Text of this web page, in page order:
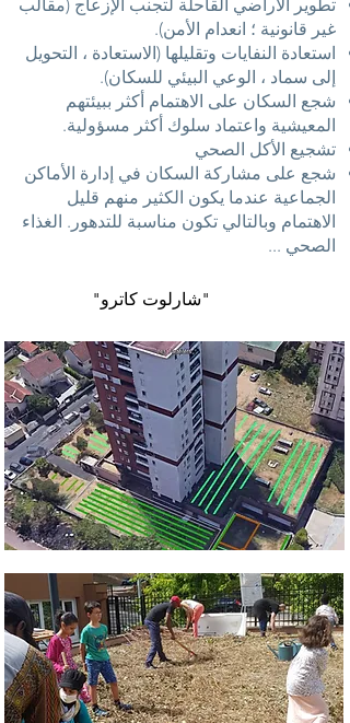
تطوير الأراضي القاحلة لتجنب الإزعاج (مقالب
غير قانونية ؛ انعدام الأمن).
استعادة النفايات وتقليلها (الاستعادة ، التحويل
إلى سماد ، الوعي البيئي للسكان).
شجع السكان على الاهتمام أكثر ببيئتهم
المعيشية واعتماد سلوك أكثر مسؤولية.
تشجيع الأكل الصحي
شجع على مشاركة السكان في إدارة الأماكن
الجماعية عندما يكون الكثير منهم قليل
الاهتمام وبالتالي تكون مناسبة للتدهور. الغذاء
الصحي ...
"شارلوت كاترو"